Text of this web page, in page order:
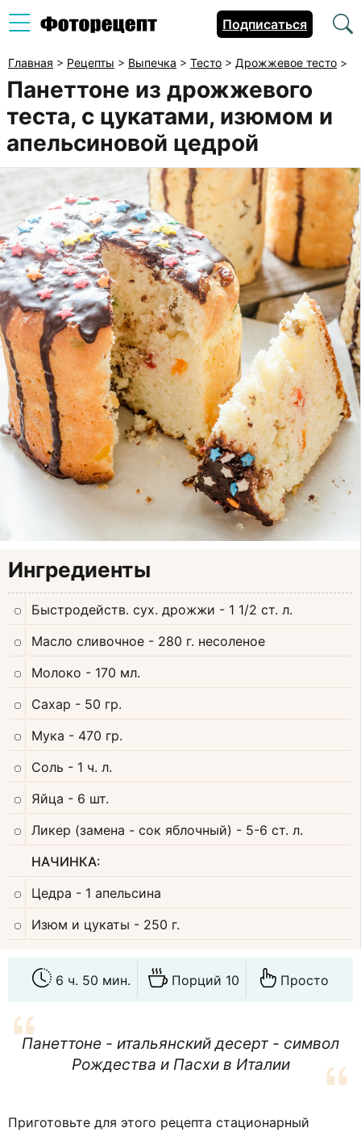
Подписаться
Главная > Рецепты > Выпечка > Тесто > Дрожжевое тесто >
Панеттоне из дрожжевого
теста, с цукатами, изюмом и
апельсиновой цедрой
Ингредиенты
Быстродейств. сух. дрожжи - 1 1/2 ст. л.
Масло сливочное - 280 г. несоленое
Молоко - 170 мл.
Сахар - 50 гр.
Мука - 470 гр.
Соль - 1 ч. л.
Яйца - 6 шт.
Ликер (замена - сок яблочный) - 5-6 ст. л.
НАЧИНКА:
Цедра - 1 апельсина
Изюм и цукаты - 250 г.
6 ч. 50 мин. Порций 10 Просто
Панеттоне - итальянский десерт - символ
Рождества и Пасхи в Италии
Приготовьте для этого рецепта стационарный